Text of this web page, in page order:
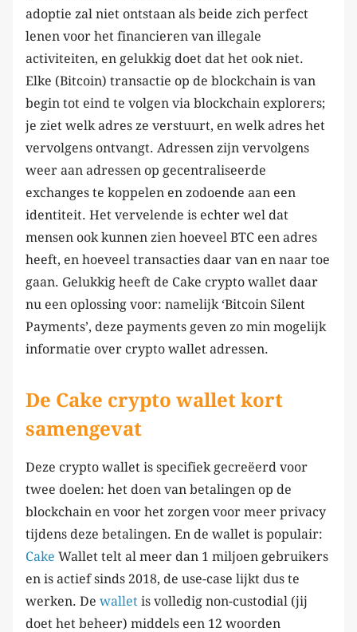
adoptie zal niet ontstaan als beide zich perfect
lenen voor het financieren van illegale
activiteiten, en gelukkig doet dat het ook niet.
Elke (Bitcoin) transactie op de blockchain is van
begin tot eind te volgen via blockchain explorers;
je ziet welk adres ze verstuurt, en welk adres het
vervolgens ontvangt. Adressen zijn vervolgens
weer aan adressen op gecentraliseerde
exchanges te koppelen en zodoende aan een
identiteit. Het vervelende is echter wel dat
mensen ook kunnen zien hoeveel BTC een adres
heeft, en hoeveel transacties daar van en naar toe
gaan. Gelukkig heeft de Cake crypto wallet daar
nu een oplossing voor: namelijk ‘Bitcoin Silent
Payments’, deze payments geven zo min mogelijk
informatie over crypto wallet adressen.
De Cake crypto wallet kort
samengevat
Deze crypto wallet is specifiek gecreëerd voor
twee doelen: het doen van betalingen op de
blockchain en voor het zorgen voor meer privacy
tijdens deze betalingen. En de wallet is populair:
Cake Wallet telt al meer dan 1 miljoen gebruikers
en is actief sinds 2018, de use-case lijkt dus te
werken. De wallet is volledig non-custodial (jij
doet het beheer) middels een 12 woorden